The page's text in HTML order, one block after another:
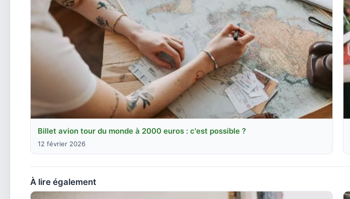
Billet avion tour du monde à 2000 euros : c'est possible ?
12 février 2026
À lire également